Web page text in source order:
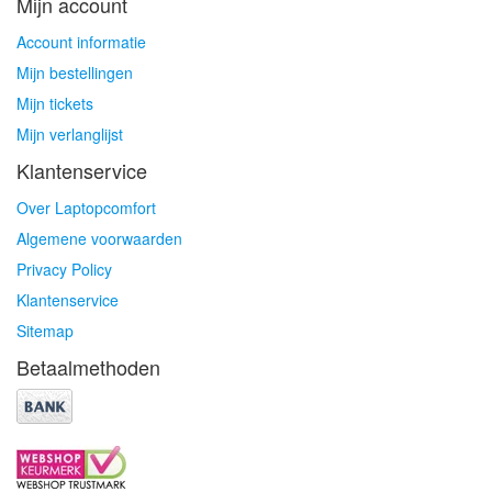
Account informatie
Mijn bestellingen
Mijn tickets
Mijn verlanglijst
Klantenservice
Over Laptopcomfort
Algemene voorwaarden
Privacy Policy
Klantenservice
Sitemap
Betaalmethoden